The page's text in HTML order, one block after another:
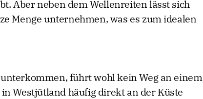
Aber neben dem Wellenreiten lässt sich
Menge unternehmen, was es zum idealen
führt wohl kein Weg an einem
Westjütland häufig direkt an der Küste